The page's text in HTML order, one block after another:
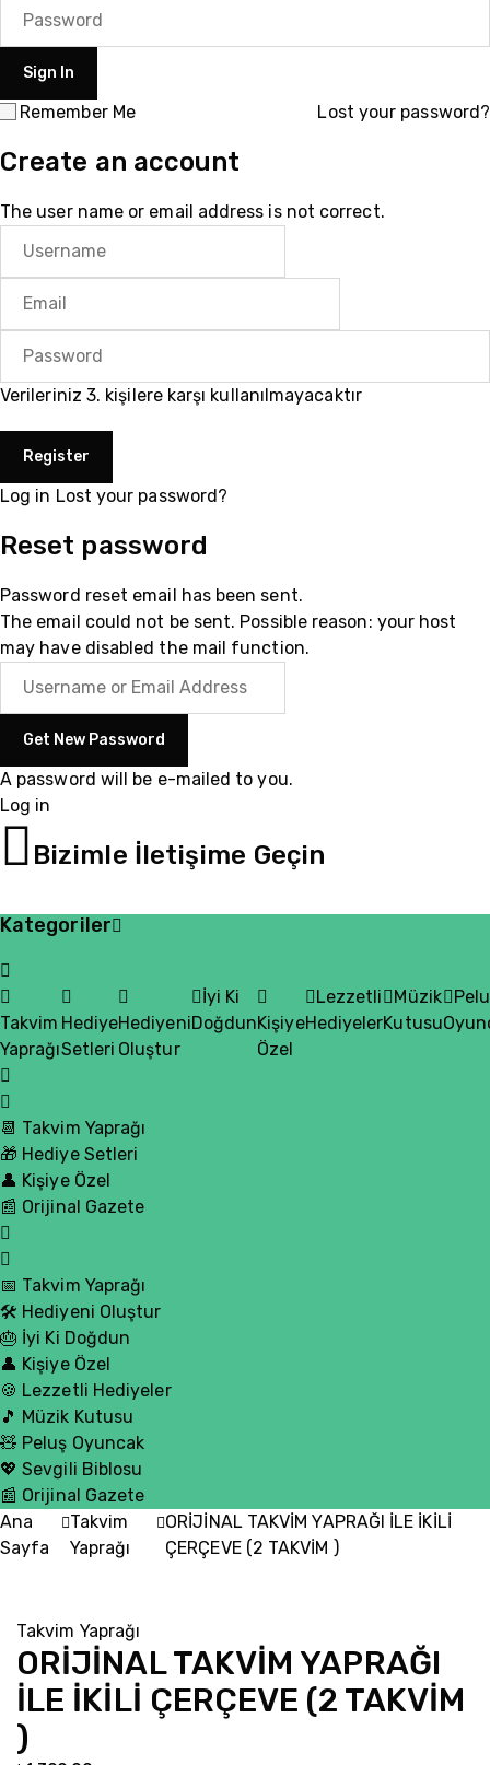
Remember Me Lost your password?
Create an account
The user name or email address is not correct.
Verileriniz 3. kişilere karşı kullanılmayacaktır
Log in Lost your password?
Reset password
Password reset email has been sent.
The email could not be sent. Possible reason: your host
may have disabled the mail function.
A password will be e-mailed to you.
Log in
Bizimle İletişime Geçin
Kategoriler
Takvim
Yaprağı
Hediye
Setleri
Hediyeni
Oluştur
İyi Ki
DoğdunKişiye
Özel
Lezzetli
Hediyeler
Müzik
Kutusu
📆 Takvim Yaprağı
🎁 Hediye Setleri
👤 Kişiye Özel
📰 Orijinal Gazete
📅 Takvim Yaprağı
🛠️ Hediyeni Oluştur
🎂 İyi Ki Doğdun
👤 Kişiye Özel
🍪 Lezzetli Hediyeler
🎵 Müzik Kutusu
🧸 Peluş Oyuncak
💖 Sevgili Biblosu
📰 Orijinal Gazete
Ana
Sayfa
Takvim
Yaprağı
ORİJİNAL TAKVİM YAPRAĞI İLE İKİLİ
ÇERÇEVE (2 TAKVİM )
Takvim Yaprağı
ORİJİNAL TAKVİM YAPRAĞI
İLE İKİLİ ÇERÇEVE (2 TAKVİM
)